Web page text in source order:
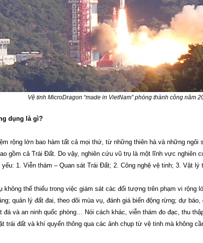
Vệ tinh MicroDragon “made in VietNam” phóng thành công năm
dụng là gì?
rộng lớn bao hàm tất cả mọi thứ, từ những thiên hà và những ngôi
gồm cả Trái Đất. Do vậy, nghiên cứu vũ trụ là một lĩnh vực nghiên
1. Viễn thám – Quan sát Trái Đất; 2. Công nghệ vệ tinh; 3. Vật lý
không thể thiếu trong việc giám sát các đối tượng trên phạm vi rộng
quản lý đất đai, theo dõi mùa vụ, đánh giá biến động rừng; dự
đá và an ninh quốc phòng… Nói cách khác, viễn thám đo đạc, thu
trái đất và khí quyển thông qua các ảnh chụp từ vệ tinh mà không